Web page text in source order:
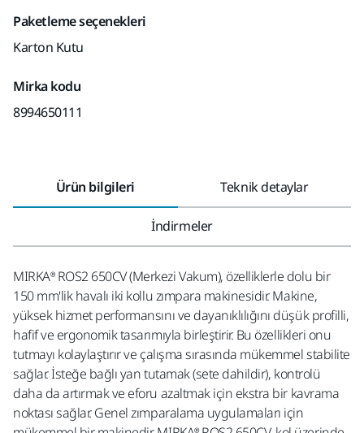
Paketleme seçenekleri
Karton Kutu
Mirka kodu
8994650111
Ürün bilgileri Teknik detaylar
İndirmeler
MIRKA® ROS2 650CV (Merkezi Vakum), özelliklerle dolu bir
150 mm'lik havalı iki kollu zımpara makinesidir. Makine,
yüksek hizmet performansını ve dayanıklılığını düşük profilli,
hafif ve ergonomik tasarımıyla birleştirir. Bu özellikleri onu
tutmayı kolaylaştırır ve çalışma sırasında mükemmel stabilite
sağlar. İsteğe bağlı yan tutamak (sete dahildir), kontrolü
daha da artırmak ve eforu azaltmak için ekstra bir kavrama
noktası sağlar. Genel zımparalama uygulamaları için